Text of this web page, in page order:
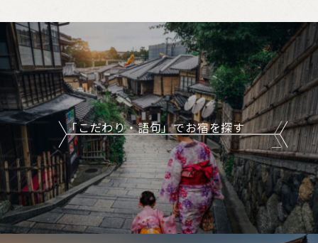
「こだわり・語句」でお宿を探す